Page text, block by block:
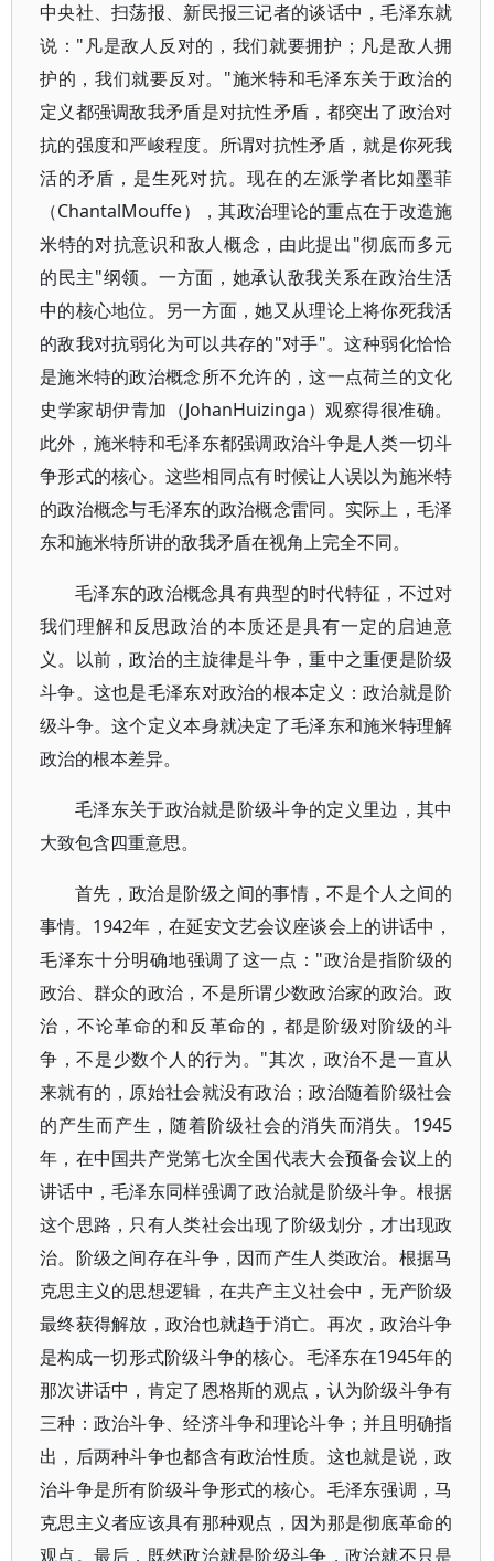
中央社、扫荡报、新民报三记者的谈话中，毛泽东就
说："凡是敌人反对的，我们就要拥护；凡是敌人拥
护的，我们就要反对。"施米特和毛泽东关于政治的
定义都强调敌我矛盾是对抗性矛盾，都突出了政治对
抗的强度和严峻程度。所谓对抗性矛盾，就是你死我
活的矛盾，是生死对抗。现在的左派学者比如墨菲
（ChantalMouffe），其政治理论的重点在于改造施
米特的对抗意识和敌人概念，由此提出"彻底而多元
的民主"纲领。一方面，她承认敌我关系在政治生活
中的核心地位。另一方面，她又从理论上将你死我活
的敌我对抗弱化为可以共存的"对手"。这种弱化恰恰
是施米特的政治概念所不允许的，这一点荷兰的文化
史学家胡伊青加（JohanHuizinga）观察得很准确。
此外，施米特和毛泽东都强调政治斗争是人类一切斗
争形式的核心。这些相同点有时候让人误以为施米特
的政治概念与毛泽东的政治概念雷同。实际上，毛泽
东和施米特所讲的敌我矛盾在视角上完全不同。
毛泽东的政治概念具有典型的时代特征，不过对
我们理解和反思政治的本质还是具有一定的启迪意
义。以前，政治的主旋律是斗争，重中之重便是阶级
斗争。这也是毛泽东对政治的根本定义：政治就是阶
级斗争。这个定义本身就决定了毛泽东和施米特理解
政治的根本差异。
毛泽东关于政治就是阶级斗争的定义里边，其中
大致包含四重意思。
首先，政治是阶级之间的事情，不是个人之间的
事情。1942年，在延安文艺会议座谈会上的讲话中，
毛泽东十分明确地强调了这一点："政治是指阶级的
政治、群众的政治，不是所谓少数政治家的政治。政
治，不论革命的和反革命的，都是阶级对阶级的斗
争，不是少数个人的行为。"其次，政治不是一直从
来就有的，原始社会就没有政治；政治随着阶级社会
的产生而产生，随着阶级社会的消失而消失。1945
年，在中国共产党第七次全国代表大会预备会议上的
讲话中，毛泽东同样强调了政治就是阶级斗争。根据
这个思路，只有人类社会出现了阶级划分，才出现政
治。阶级之间存在斗争，因而产生人类政治。根据马
克思主义的思想逻辑，在共产主义社会中，无产阶级
最终获得解放，政治也就趋于消亡。再次，政治斗争
是构成一切形式阶级斗争的核心。毛泽东在1945年的
那次讲话中，肯定了恩格斯的观点，认为阶级斗争有
三种：政治斗争、经济斗争和理论斗争；并且明确指
出，后两种斗争也都含有政治性质。这也就是说，政
治斗争是所有阶级斗争形式的核心。毛泽东强调，马
克思主义者应该具有那种观点，因为那是彻底革命的
观点。最后，既然政治就是阶级斗争，政治就不只是